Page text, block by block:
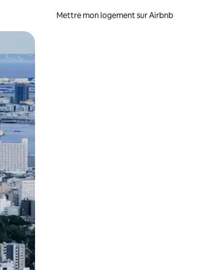
Mettre mon logement sur Airbnb
glisser.